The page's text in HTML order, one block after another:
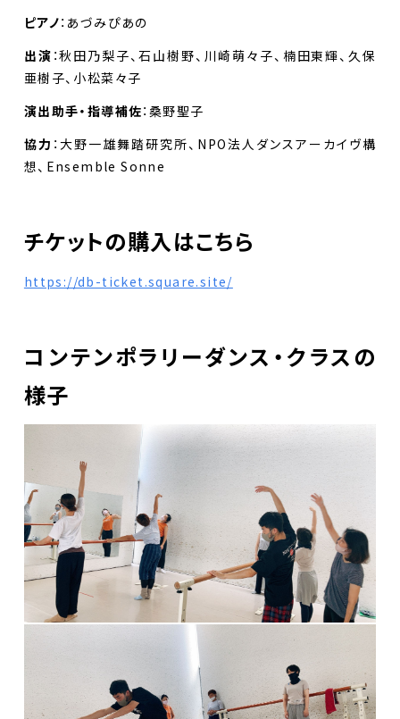
ピアノ：あづみぴあの
出演 ：秋田乃梨子、石山樹野、川崎萌々子、楠田東輝、久保
亜樹子、小松菜々子
演出助手・指導補佐：桑野聖子
協力 ：大野一雄舞踏研究所、NPO法人ダンスアーカイヴ構
想、Ensemble Sonne
チケットの購入はこちら
https://db-ticket.square.site/
コンテンポラリーダンス・クラスの
様子